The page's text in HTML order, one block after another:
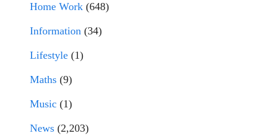
Home Work (648)
Information (34)
Lifestyle (1)
Maths (9)
Music (1)
News (2,203)